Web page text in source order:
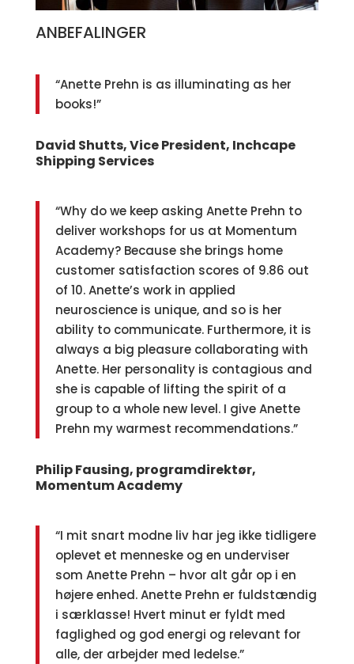
ANBEFALINGER
“Anette Prehn is as illuminating as her
books!”
David Shutts, Vice President, Inchcape
Shipping Services
“Why do we keep asking Anette Prehn to
deliver workshops for us at Momentum
Academy? Because she brings home
customer satisfaction scores of 9.86 out
of 10. Anette’s work in applied
neuroscience is unique, and so is her
ability to communicate. Furthermore, it is
always a big pleasure collaborating with
Anette. Her personality is contagious and
she is capable of lifting the spirit of a
group to a whole new level. I give Anette
Prehn my warmest recommendations.”
Philip Fausing, programdirektør,
Momentum Academy
“I mit snart modne liv har jeg ikke tidligere
oplevet et menneske og en underviser
som Anette Prehn – hvor alt går op i en
højere enhed. Anette Prehn er fuldstændig
i særklasse! Hvert minut er fyldt med
faglighed og god energi og relevant for
alle, der arbejder med ledelse.”